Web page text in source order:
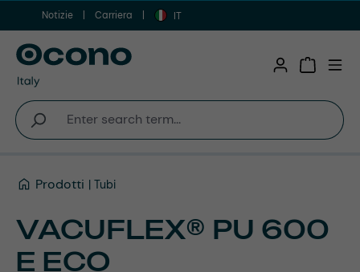
Vai al contenuto principale
Notizie Carriera IT
Prodotti Tubi
VACUFLEX® PU 600
E ECO